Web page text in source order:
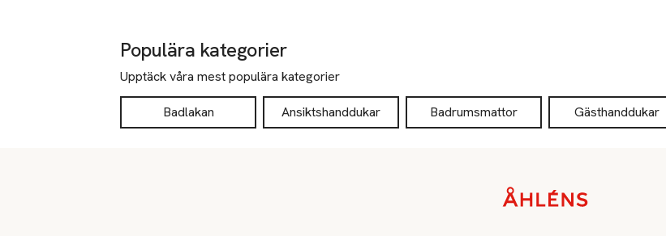
Populära kategorier
Upptäck våra mest populära kategorier
Badlakan Ansiktshanddukar Badrumsmattor Gästhanddukar